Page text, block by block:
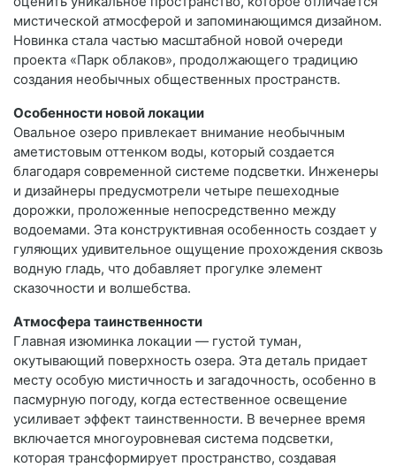
мистической атмосферой и запоминающимся дизайном.
Новинка стала частью масштабной новой очереди
проекта «Парк облаков», продолжающего традицию
создания необычных общественных пространств.
Особенности новой локации
Овальное озеро привлекает внимание необычным
аметистовым оттенком воды, который создается
благодаря современной системе подсветки. Инженеры
и дизайнеры предусмотрели четыре пешеходные
дорожки, проложенные непосредственно между
водоемами. Эта конструктивная особенность создает у
гуляющих удивительное ощущение прохождения сквозь
водную гладь, что добавляет прогулке элемент
сказочности и волшебства.
Атмосфера таинственности
Главная изюминка локации — густой туман,
окутывающий поверхность озера. Эта деталь придает
месту особую мистичность и загадочность, особенно в
пасмурную погоду, когда естественное освещение
усиливает эффект таинственности. В вечернее время
включается многоуровневая система подсветки,
которая трансформирует пространство, создавая